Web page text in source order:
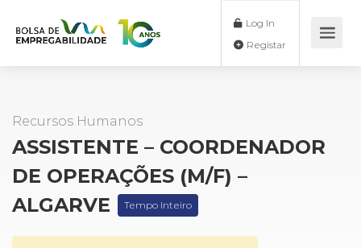
Log In
Recursos Humanos
ASSISTENTE – COORDENADOR
DE OPERAÇÕES (M/F) –
ALGARVE
Tempo Inteiro